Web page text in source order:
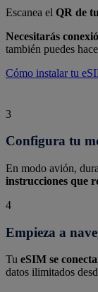
Escanea el QR de
Necesitarás
también puedes
Cómo instalar tu
3
Configura tu
En modo avión,
instrucciones que
4
Empieza a
Tu eSIM se
datos ilimitados